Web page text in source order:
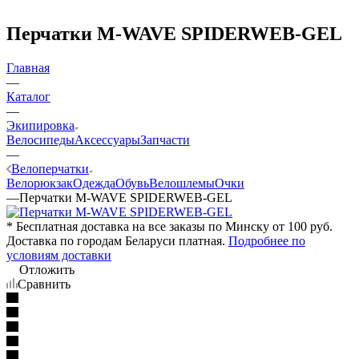
Перчатки M-WAVE SPIDERWEB-GEL
Главная
—
Каталог
—
Экипировка
ВелосипедыАксессуарыЗапчасти
—
Велоперчатки
ВелорюкзакОдеждаОбувьВелошлемыОчки
—Перчатки M-WAVE SPIDERWEB-GEL
* Бесплатная доставка на все заказы по Минску от 100 руб.
Доставка по городам Беларуси платная. Подробнее по
условиям доставки
Отложить
Сравнить